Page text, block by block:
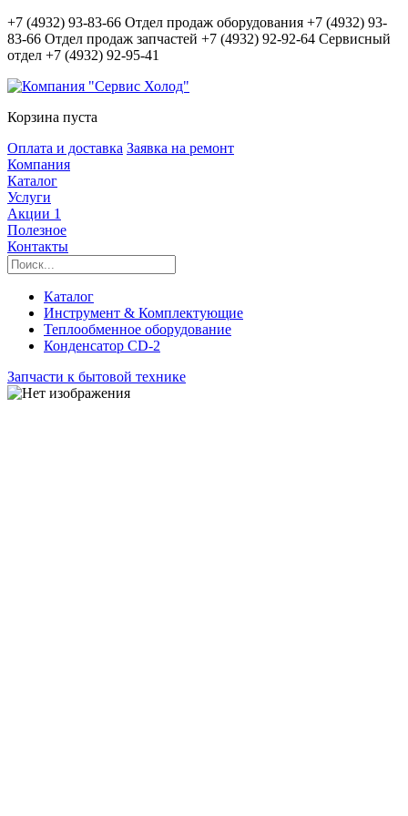
+7 (4932) 93-83-66 Отдел продаж оборудования +7 (4932) 93-
83-66 Отдел продаж запчастей +7 (4932) 92-92-64 Сервисный
отдел +7 (4932) 92-95-41
Корзина пуста
Оплата и доставка Заявка на ремонт
Компания
Каталог
Услуги
Акции 1
Полезное
Контакты
Каталог
Инструмент & Комплектующие
Теплообменное оборудование
Конденсатор CD-2
Запчасти к бытовой технике